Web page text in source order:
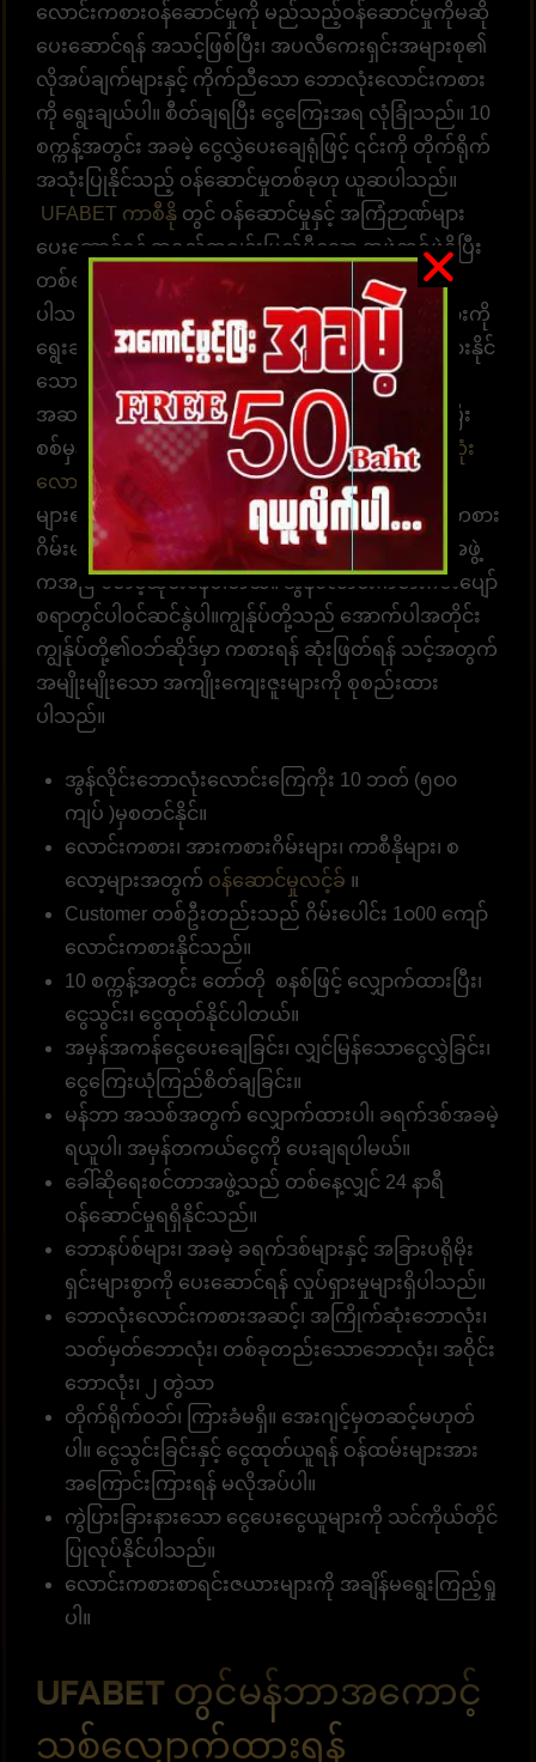
လောင်းကစားဝန်ဆောင်မှုကို မည်သည့်ဝန်ဆောင်မှုကိုမဆို
ပေးဆောင်ရန် အသင့်ဖြစ်ပြီး၊ အပလီကေးရှင်းအများစု၏
လိုအပ်ချက်များနှင့် ကိုက်ညီသော ဘောလုံးလောင်းကစား
ကို ရွေးချယ်ပါ။ စီတ်ချရပြီး ငွေကြေးအရ လုံခြုံသည်။ 10
စက္ကန့်အတွင်း အခမဲ့ ငွေလွှဲပေးချေရုံဖြင့် ၎င်းကို တိုက်ရိုက်
အသုံးပြုနိုင်သည့် ဝန်ဆောင်မှုတစ်ခုဟု ယူဆပါသည်။
UFABET ကာစီနို တွင် ဝန်ဆောင်မှုနှင့် အကြံဉာဏ်များ
ပေးဆောင်ရန် အရည်အချင်းပြည့်မီသော အဖွဲ့တစ်ဖွဲ့ရှိပြီး
တစ်ရက်လျှင် 24 နာရီ အကြံဉာဏ်များ ပေးဆောင်နိုင်
ပါသည်။ အကောင့်ထဲဝင်လာပြီး လောင်းကစားဂိမ်းများကို
ရွေးချယ်ကစားပါ။ အချိန်နှင့်တစ်ပြေးညီ လောင်းကစားနိုင်
သော စနစ်ဖြစ်ပါတယ်။ အလောင်းအစားရွေးချယ်ရန်
အဆင်သင့်ဖြစ်နေပါပြီ။ ထိထိရောက်ရောက် မြန်ဆန်ပြီး
စစ်မှန်သော ပေးချေမှုများ၊ နံပါတ် 1 တိုက်ရိုက်ဘောလုံး
လောင်းကစားဝက်ဘ်ဆိုက်UFABET သည် လူအ
များ၏နှလုံးသားကို အနိုင်ယူသည်။ အွန်လိုင်းလောင်းကစား
ဂိမ်းများကို အချိန်မရွေးကစားရန် ဝန်ဆောင်မှုပေးတဲ့အဖွဲ့
ကအမြဲ စောင့်ဆိုင်းနေပါတယ်။ အွန်လောင်းကစားဂိမ်းပျော်
စရာတွင်ပါဝင်ဆင်နွဲပါ။ကျွန်ုပ်တို့သည် အောက်ပါအတိုင်း
ကျွန်ုပ်တို့၏ဝဘ်ဆိုဒ်မှာ ကစားရန် ဆုံးဖြတ်ရန် သင့်အတွက်
အမျိုးမျိုးသော အကျိုးကျေးဇူးများကို စုစည်းထား
ပါသည်။
အွန်လိုင်းဘောလုံးလောင်းကြေကိုး 10 ဘတ် (၅၀၀
ကျပ် )မှစတင်နိုင်။
လောင်းကစား၊ အားကစားဂိမ်းများ၊ ကာစီနိုများ၊ စ
လော့များအတွက် ဝန်ဆောင်မှုလင့်ခ် ။
Customer တစ်ဦးတည်းသည် ဂိမ်းပေါင်း 1၀00 ကျော်
လောင်းကစားနိုင်သည်။
10 စက္ကန့်အတွင်း တော်တို စနစ်ဖြင့် လျှောက်ထားပြီး၊
ငွေသွင်း၊ ငွေထုတ်နိုင်ပါတယ်။
အမှန်အကန်ငွေပေးချေခြင်း၊ လျှင်မြန်သောငွေလွှဲခြင်း၊
ငွေကြေးယုံကြည်စိတ်ချခြင်း။
မန်ဘာ အသစ်အတွက် လျှောက်ထားပါ၊ ခရက်ဒစ်အခမဲ့
ရယူပါ၊ အမှန်တကယ်ငွေကို ပေးချရပါမယ်။
ခေါ်ဆိုရေးစင်တာအဖွဲ့သည် တစ်နေ့လျှင် 24 နာရီ
ဝန်ဆောင်မှုရရှိနိုင်သည်။
ဘောနပ်စ်များ၊ အခမဲ့ ခရက်ဒစ်များနှင့် အခြားပရိုမိုး
ရှင်းများစွာကို ပေးဆောင်ရန် လှုပ်ရှားမှုများရှိပါသည်။
ဘောလုံးလောင်းကစားအဆင့်၊ အကြိုက်ဆုံးဘောလုံး၊
သတ်မှတ်ဘောလုံး၊ တစ်ခုတည်းသောဘောလုံး၊ အဝိုင်း
ဘောလုံး၊ ၂ တွဲသာ
တိုက်ရိုက်ဝဘ်၊ ကြားခံမရှိ။ အေးဂျင့်မှတဆင့်မဟုတ်
ပါ။ ငွေသွင်းခြင်းနှင့် ငွေထုတ်ယူရန် ဝန်ထမ်းများအား
အကြောင်းကြားရန် မလိုအပ်ပါ။
ကွဲပြားခြားနားသော ငွေပေးငွေယူများကို သင်ကိုယ်တိုင်
ပြုလုပ်နိုင်ပါသည်။
လောင်းကစားစာရင်းဇယားများကို အချိန်မရွေးကြည့်ရှု
ပါ။
UFABET တွင်မန်ဘာအကောင့်
သစ်လျှောက်ထားရန်